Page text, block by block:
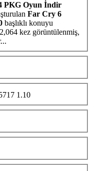
PKG Oyun İndir
oluşturulan Far Cry 6
başlıklı konuyu
1.10